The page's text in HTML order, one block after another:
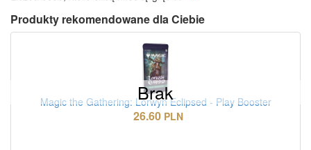
Produkty rekomendowane dla Ciebie
Brak
Magic the Gathering: Lorwyn Eclipsed - Play Booster
26.60 PLN